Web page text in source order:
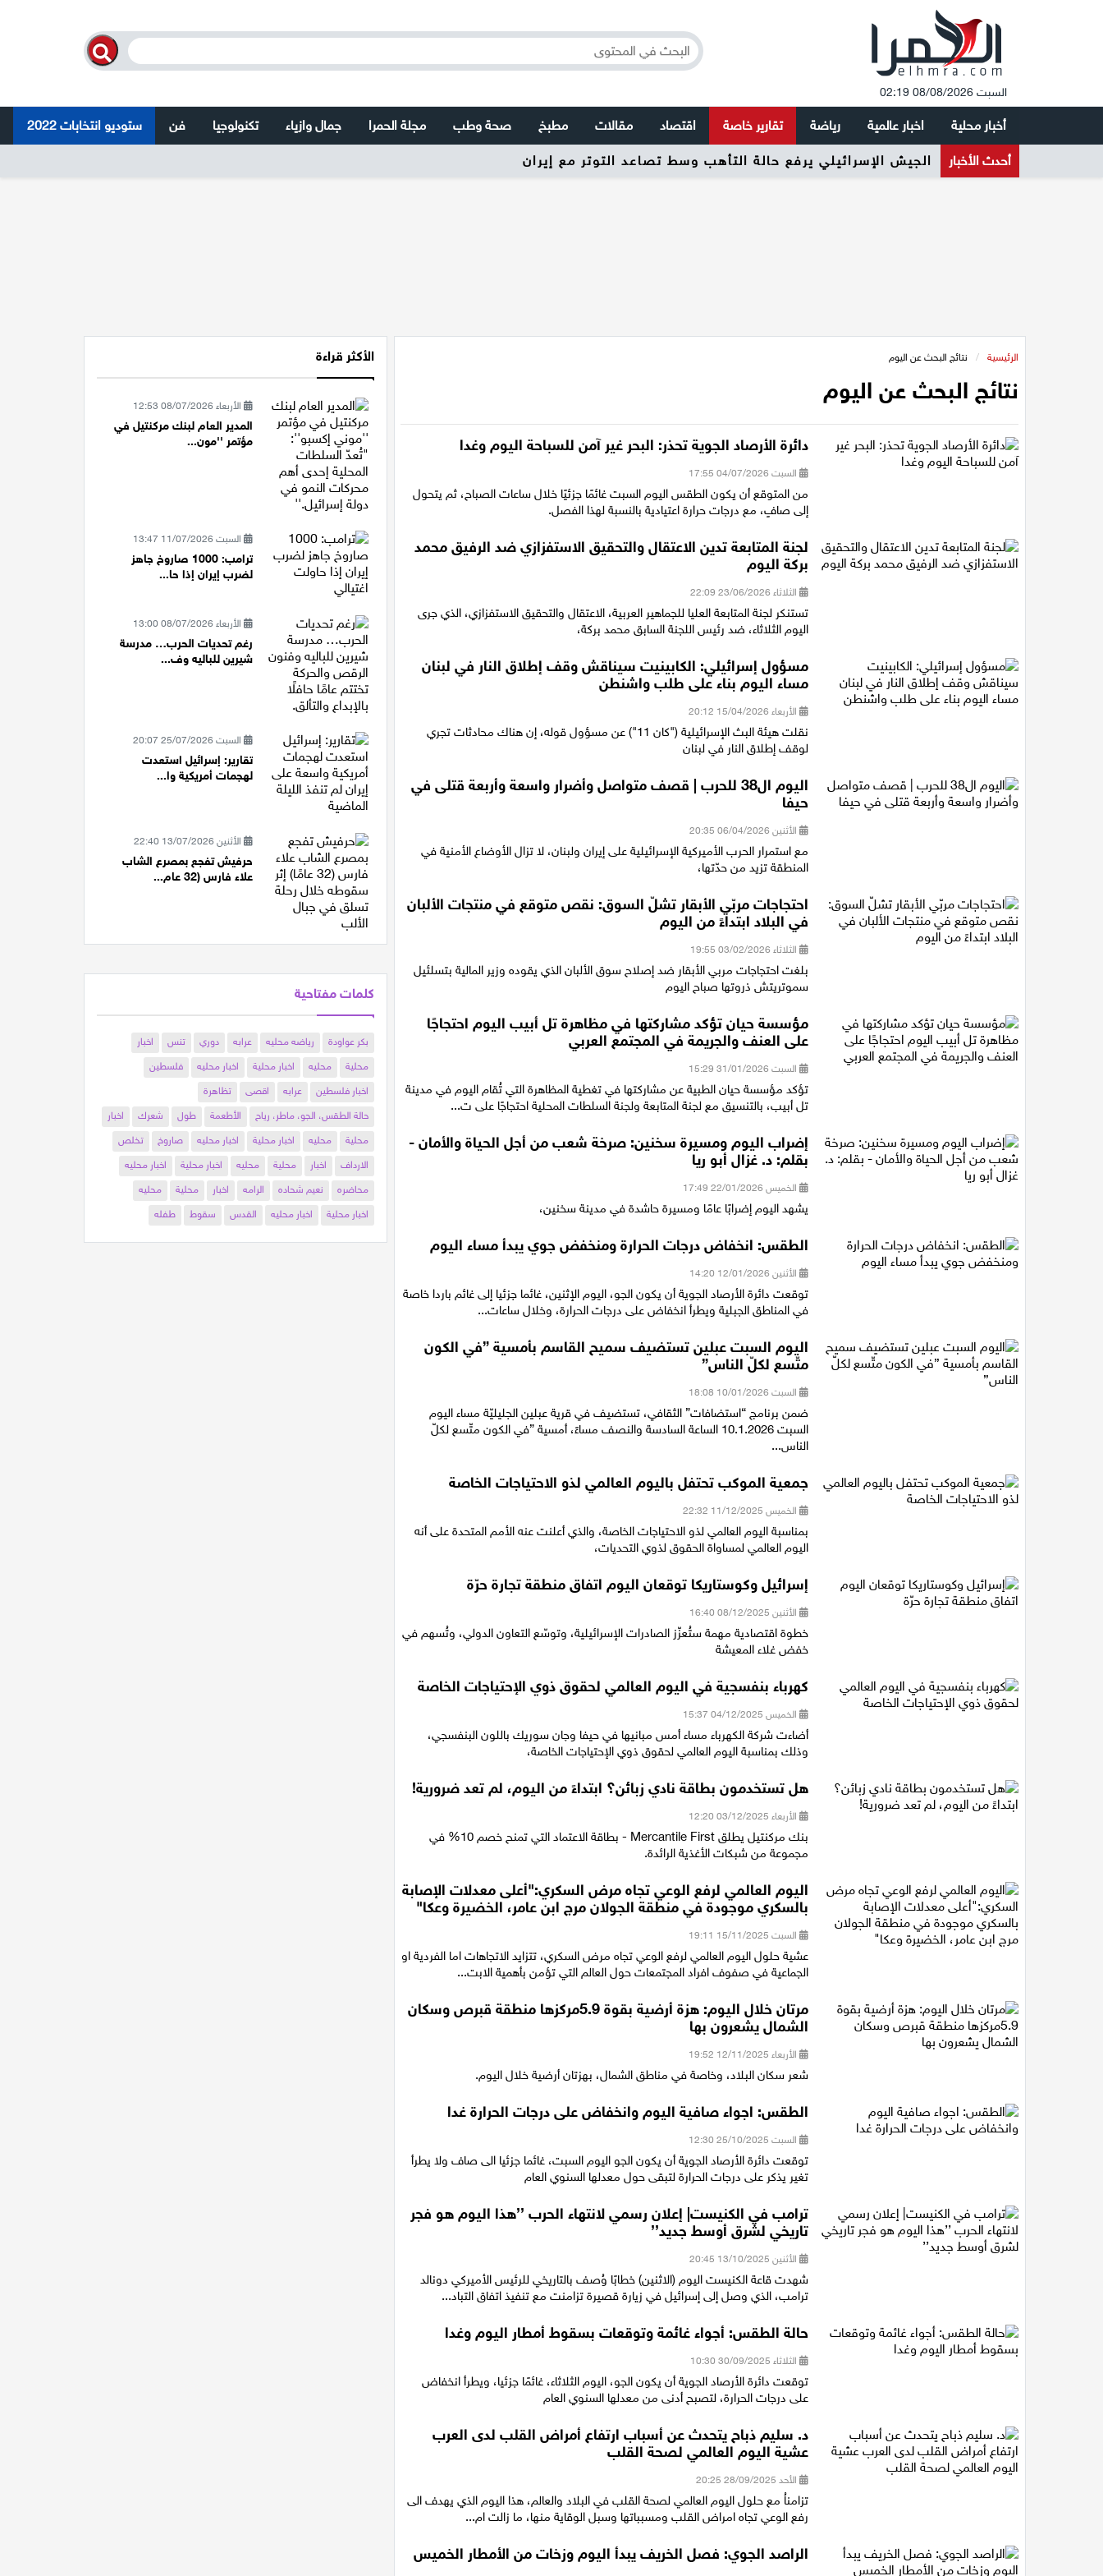
السبت 08/08/2026 02:19
أخبار محلية اخبار عالمية رياضة تقارير خاصة اقتصاد مقالات مطبخ صحة وطب مجلة الحمرا جمال وازياء تكنولوجيا فن ستوديو انتخابات 2022
أحدث الأخبار الجيش الإسرائيلي يرفع حالة التأهب وسط تصاعد التوتر مع إيران
الرئيسية / نتائج البحث عن اليوم
نتائج البحث عن اليوم
دائرة الأرصاد الجوية تحذر: البحر غير آمن للسباحة اليوم وغدا
السبت 04/07/2026 17:55
من المتوقع أن يكون الطقس اليوم السبت غائمًا جزئيًا خلال ساعات الصباح، ثم يتحول
إلى صافٍ، مع درجات حرارة اعتيادية بالنسبة لهذا الفصل.
لجنة المتابعة تدين الاعتقال والتحقيق الاستفزازي ضد الرفيق محمد
بركة اليوم
الثلاثاء 23/06/2026 22:09
تستنكر لجنة المتابعة العليا للجماهير العربية، الاعتقال والتحقيق الاستفزازي، الذي جرى
اليوم الثلاثاء، ضد رئيس اللجنة السابق محمد بركة،
مسؤول إسرائيلي: الكابينيت سيناقش وقف إطلاق النار في لبنان
مساء اليوم بناء على طلب واشنطن
الأربعاء 15/04/2026 20:12
نقلت هيئة البث الإسرائيلية ("كان 11") عن مسؤول قوله، إن هناك محادثات تجري
لوقف إطلاق النار في لبنان
اليوم ال38 للحرب | قصف متواصل وأضرار واسعة وأربعة قتلى في
حيفا
الأثنين 06/04/2026 20:35
مع استمرار الحرب الأميركية الإسرائيلية على إيران ولبنان، لا تزال الأوضاع الأمنية في
المنطقة تزيد من حدّتها،
احتجاجات مربّي الأبقار تشلّ السوق: نقص متوقع في منتجات الألبان
في البلاد ابتداءً من اليوم
الثلاثاء 03/02/2026 19:55
بلغت احتجاجات مربي الأبقار ضد إصلاح سوق الألبان الذي يقوده وزير المالية بتسلئيل
سموتريتش ذروتها صباح اليوم
مؤسسة حيان تؤكد مشاركتها في مظاهرة تل أبيب اليوم احتجاجًا
على العنف والجريمة في المجتمع العربي
السبت 31/01/2026 15:29
تؤكد مؤسسة حيان الطبية عن مشاركتها في تغطية المظاهرة التي تُقام اليوم في مدينة
تل أبيب، بالتنسيق مع لجنة المتابعة ولجنة السلطات المحلية احتجاجًا على ت...
إضراب اليوم ومسيرة سخنين: صرخة شعب من أجل الحياة والأمان -
بقلم: د. غزال أبو ريا
الخميس 22/01/2026 17:49
يشهد اليوم إضرابًا عامًا ومسيرة حاشدة في مدينة سخنين،
الطقس: انخفاض درجات الحرارة ومنخفض جوي يبدأ مساء اليوم
الأثنين 12/01/2026 14:20
توقعت دائرة الأرصاد الجوية أن يكون الجو، اليوم الإثنين، غائما جزئيا إلى غائم باردا خاصة
في المناطق الجبلية ويطرأ انخفاض على درجات الحرارة، وخلال ساعات...
اليوم السبت عبلين تستضيف سميح القاسم بأمسية ”في الكون
متّسع لكلّ الناس”
السبت 10/01/2026 18:08
ضمن برنامج “استضافات” الثقافي، تستضيف في قرية عبلين الجليليّة مساء اليوم
السبت 10.1.2026 الساعة السادسة والنصف مساءً، أمسية ”في الكون متّسع لكلّ
الناس...
جمعية الموكب تحتفل باليوم العالمي لذو الاحتياجات الخاصة
الخميس 11/12/2025 22:32
بمناسبة اليوم العالمي لذو الاحتياجات الخاصة، والذي أعلنت عنه الأمم المتحدة على أنه
اليوم العالمي لمساواة الحقوق لذوي التحديات،
إسرائيل وكوستاريكا توقعان اليوم اتفاق منطقة تجارة حرّة
الأثنين 08/12/2025 16:40
خطوة اقتصادية مهمة ستُعزّز الصادرات الإسرائيلية، وتوسّع التعاون الدولي، وتُسهم في
خفض غلاء المعيشة
كهرباء بنفسجية في اليوم العالمي لحقوق ذوي الإحتياجات الخاصة
الخميس 04/12/2025 15:37
أضاءت شركة الكهرباء مساء أمس مبانيها في حيفا وچان سوريك باللون البنفسجي،
وذلك بمناسبة اليوم العالمي لحقوق ذوي الإحتياجات الخاصة،
هل تستخدمون بطاقة نادي زبائن؟ ابتداءً من اليوم، لم تعد ضرورية!
الأربعاء 03/12/2025 12:20
بنك مركنتيل يطلق Mercantile First - بطاقة الاعتماد التي تمنح خصم 10% في
مجموعة من شبكات الأغذية الرائدة.
اليوم العالمي لرفع الوعي تجاه مرض السكري:"أعلى معدلات الإصابة
بالسكري موجودة في منطقة الجولان مرج ابن عامر، الخضيرة وعكا"
السبت 15/11/2025 19:11
عشية حلول اليوم العالمي لرفع الوعي تجاه مرض السكري، تتزايد الاتجاهات اما الفردية او
الجماعية في صفوف افراد المجتمعات حول العالم التي تؤمن بأهمية الابت...
مرتان خلال اليوم: هزة أرضية بقوة 5.9مركزها منطقة قبرص وسكان
الشمال يشعرون بها
الأربعاء 12/11/2025 19:52
شعر سكان البلاد، وخاصة في مناطق الشمال، بهزتان أرضية خلال اليوم.
الطقس: اجواء صافية اليوم وانخفاض على درجات الحرارة غدا
السبت 25/10/2025 12:30
توقعت دائرة الأرصاد الجوية أن يكون الجو اليوم السبت، غائما جزئيا الى صاف ولا يطرأ
تغير يذكر على درجات الحرارة لتبقى حول معدلها السنوي العام
ترامب في الكنيست| إعلان رسمي لانتهاء الحرب ’’هذا اليوم هو فجر
تاريخي لشرق أوسط جديد’’
الأثنين 13/10/2025 20:45
شهدت قاعة الكنيست اليوم (الاثنين) خطابًا وُصف بالتاريخي للرئيس الأميركي دونالد
ترامب، الذي وصل إلى إسرائيل في زيارة قصيرة تزامنت مع تنفيذ اتفاق التباد...
حالة الطقس: أجواء غائمة وتوقعات بسقوط أمطار اليوم وغدا
الثلاثاء 30/09/2025 10:30
توقعت دائرة الأرصاد الجوية أن يكون الجو، اليوم الثلاثاء، غائمًا جزئيا، ويطرأ انخفاض
على درجات الحرارة، لتصبح أدنى من معدلها السنوي العام
د. سليم ذباح يتحدث عن أسباب ارتفاع أمراض القلب لدى العرب
عشية اليوم العالمي لصحة القلب
الأحد 28/09/2025 20:25
تزامناُ مع حلول اليوم العالمي لصحة القلب في البلاد والعالم، هذا اليوم الذي يهدف الى
رفع الوعي تجاه امراض القلب ومسبباتها وسبل الوقاية منها، ما زالت ام...
الراصد الجوي: فصل الخريف يبدأ اليوم وزخات من الأمطار الخميس
الأكثر قراءة
الأربعاء 08/07/2026 12:53
المدير العام لبنك مركنتيل في
مؤتمر ''مون...
السبت 11/07/2026 13:47
ترامب: 1000 صاروخ جاهز
لضرب إيران إذا حا...
الأربعاء 08/07/2026 13:00
رغم تحديات الحرب… مدرسة
شيرين للباليه وف...
السبت 25/07/2026 20:07
تقارير: إسرائيل استعدت
لهجمات أمريكية وا...
الأثنين 13/07/2026 22:40
حرفيش تفجع بمصرع الشاب
علاء فارس (32 عام...
كلمات مفتاحية
بكر عواودة رياضه محليه عرابه دوري تنس
اخبار
محلية
محليه اخبار محلية اخبار محليه
فلسطين
اخبار فلسطين
عرابه اقصى
تظاهرة
حالة الطقس، الجو، ماطر، رياح
الأطعمة طول شعرك
اخبار
محلية
محليه اخبار محلية اخبار محليه صاروخ
تخلص
الارداف
اخبار محلية محليه اخبار محلية
اخبار محليه
محاضره
نعيم شحاده الرامه اخبار محلية
محليه
اخبار محلية
اخبار محليه القدس سقوط طفله